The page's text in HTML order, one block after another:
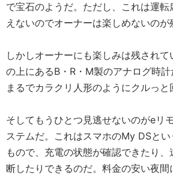
で宝石のようだ。ただし、これは運
えないのでオーナーは楽しめないのが
しかしオーナーにも楽しみは残され
の上にあるB・R・M製のアナログ時
まるでカラクリ人形のようにクルっと
そしてもうひとつ見逃せないのがeリ
ステムだ。これはスマホのMy DSと
もので、充電の状態が確認できたり
断したりできるのだ。料金の安い夜間